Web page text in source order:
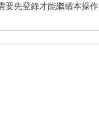
要先登錄才能繼續本操作